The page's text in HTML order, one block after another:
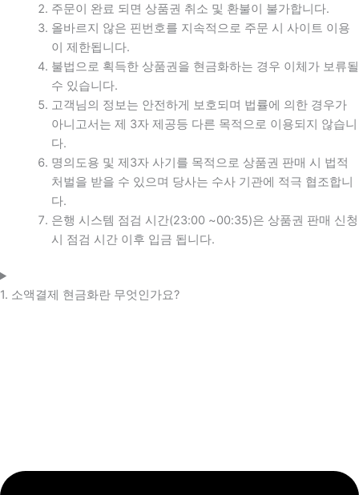
주문이 완료 되면 상품권 취소 및 환불이 불가합니다.
올바르지 않은 핀번호를 지속적으로 주문 시 사이트 이용
이 제한됩니다.
불법으로 획득한 상품권을 현금화하는 경우 이체가 보류될
수 있습니다.
고객님의 정보는 안전하게 보호되며 법률에 의한 경우가
아니고서는 제 3자 제공등 다른 목적으로 이용되지 않습니
다.
명의도용 및 제3자 사기를 목적으로 상품권 판매 시 법적
처벌을 받을 수 있으며 당사는 수사 기관에 적극 협조합니
다.
은행 시스템 점검 시간(23:00 ~00:35)은 상품권 판매 신청
시 점검 시간 이후 입금 됩니다.
1. 소액결제 현금화란 무엇인가요?